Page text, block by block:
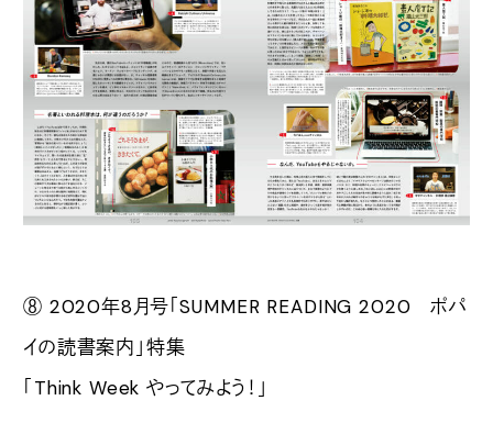
⑧ 2020年8月号「SUMMER READING 2020 ポパ
イの読書案内」特集
「Think Week やってみよう！」